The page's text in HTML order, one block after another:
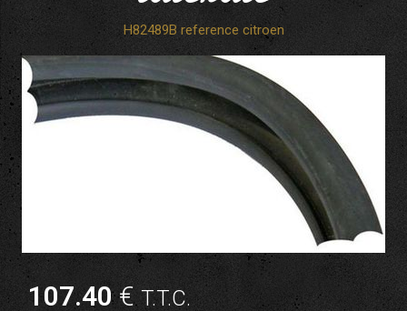
H82489B reference citroen
107.40€T.T.C.